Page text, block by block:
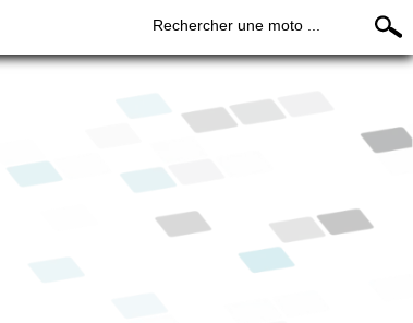
Rechercher une moto ...